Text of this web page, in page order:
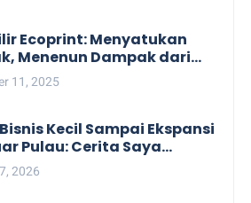
Ecoprint: Menyatukan
Menenun Dampak dari
Lantung Bengkulu
11, 2025
Kecil Sampai Ekspansi
Pulau: Cerita Saya
Pengiriman Antar
Terpercaya Bersama SPIL
2026